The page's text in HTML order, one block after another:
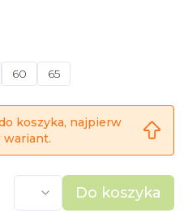
60 65
koszyka, najpierw
Do koszyka